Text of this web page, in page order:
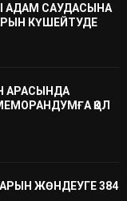
АДАМ САУДАСЫНА
КҮШЕЙТУДЕ
АРАСЫНДА
ҚОЛ
ЖӨНДЕУГЕ 384